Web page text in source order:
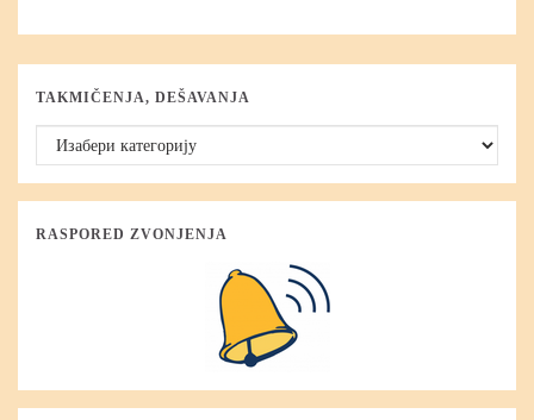
TAKMIČENJA, DEŠAVANJA
Takmičenja, dešavanja
RASPORED ZVONJENJA